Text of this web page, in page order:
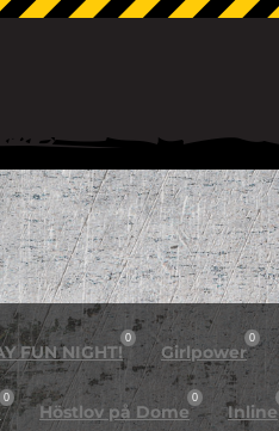
FUN NIGHT!
0
Girlpower
0
0
Höstlov på Dome
0
Inline